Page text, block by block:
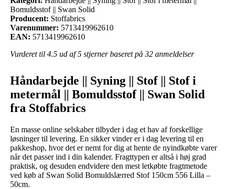
Bomuldsstof || Swan Solid
Producent: Stoffabrics
Varenummer: 5713419962610
EAN: 5713419962610
Vurderet til 4.5 ud af 5 stjerner baseret på 32 anmeldelser
Håndarbejde || Syning || Stof || Stof i
metermål || Bomuldsstof || Swan Solid
fra Stoffabrics
En masse online selskaber tilbyder i dag et hav af forskellige
løsninger til levering. En sikker vinder er i dag levering til en
pakkeshop, hvor det er nemt for dig at hente de nyindkøbte varer
når det passer ind i din kalender. Fragttypen er altså i høj grad
praktisk, og desuden endvidere den mest letkøbte fragtmetode
ved køb af Swan Solid Bomuldslærred Stof 150cm 556 Lilla –
50cm.